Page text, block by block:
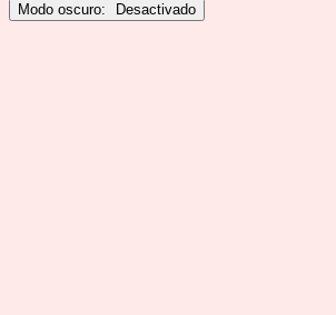
Modo oscuro: